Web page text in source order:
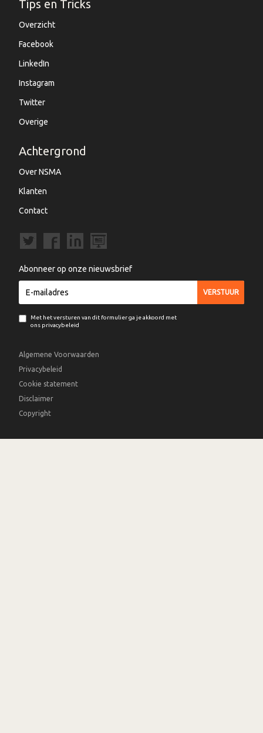
Tips en Tricks
Overzicht
Facebook
LinkedIn
Instagram
Twitter
Overige
Achtergrond
Over NSMA
Klanten
Contact
Abonneer op onze nieuwsbrief
Met het versturen van dit formulier ga je akkoord met
ons privacybeleid
Algemene Voorwaarden
Privacybeleid
Cookie statement
Disclaimer
Copyright